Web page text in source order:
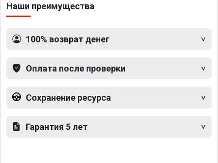
Наши преимущества
100% возврат денег
Оплата после проверки
Сохранение ресурса
Гарантия 5 лет